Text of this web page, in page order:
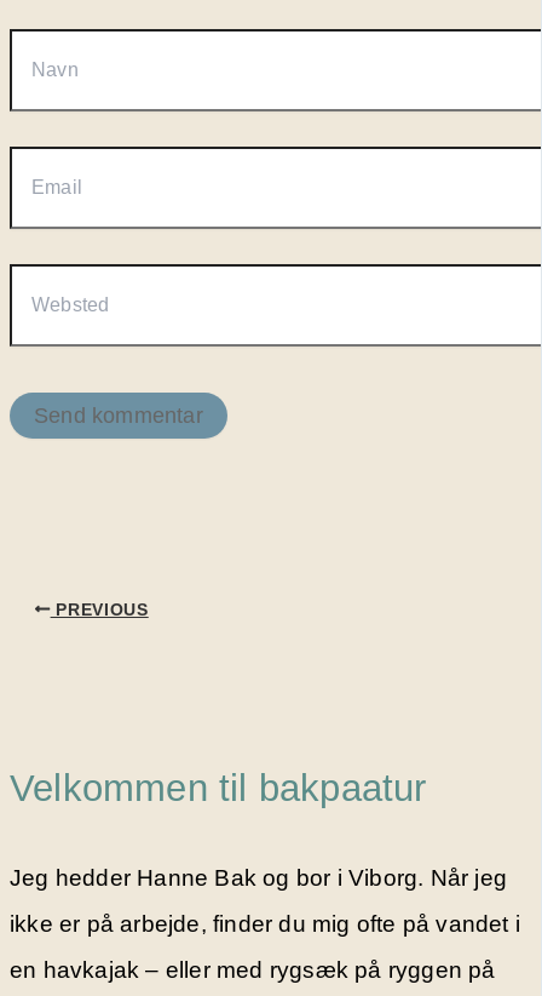
PREVIOUS
Velkommen til bakpaatur
Jeg hedder Hanne Bak og bor i Viborg. Når jeg
ikke er på arbejde, finder du mig ofte på vandet i
en havkajak – eller med rygsæk på ryggen på